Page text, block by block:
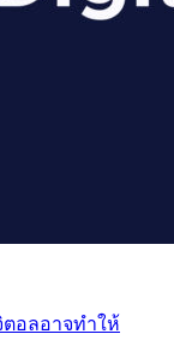
ตอลอาจทำให้